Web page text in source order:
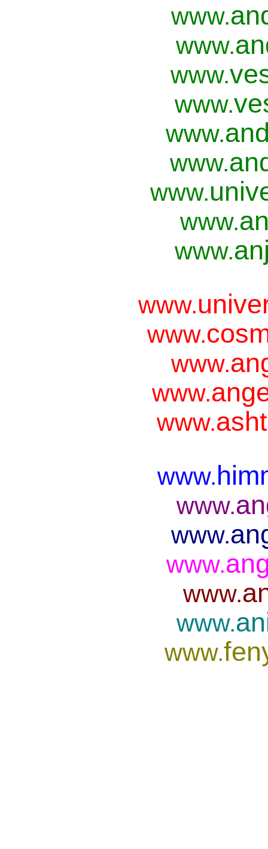
www.
www.
www.
www.
www.
www.
www.
www.
www.
www.
www.
www.
www.
www.
www.
www.
www.
www.
www.
www.
www.